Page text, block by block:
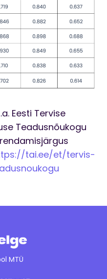
Eesti Tervise
Teadusnõukogu
tai.ee/et/tervis-
MTÜ